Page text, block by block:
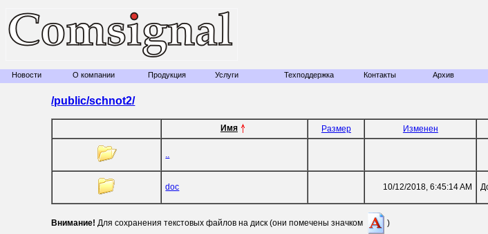
Новости О компании Продукция Услуги Техподдержка Контакты Архив
/public/schnot2/
Имя Размер Изменен
..
doc 10/12/2018, 6:45:14 AM
Внимание! Для сохранения текстовых файлов на диск (они помечены значком
)